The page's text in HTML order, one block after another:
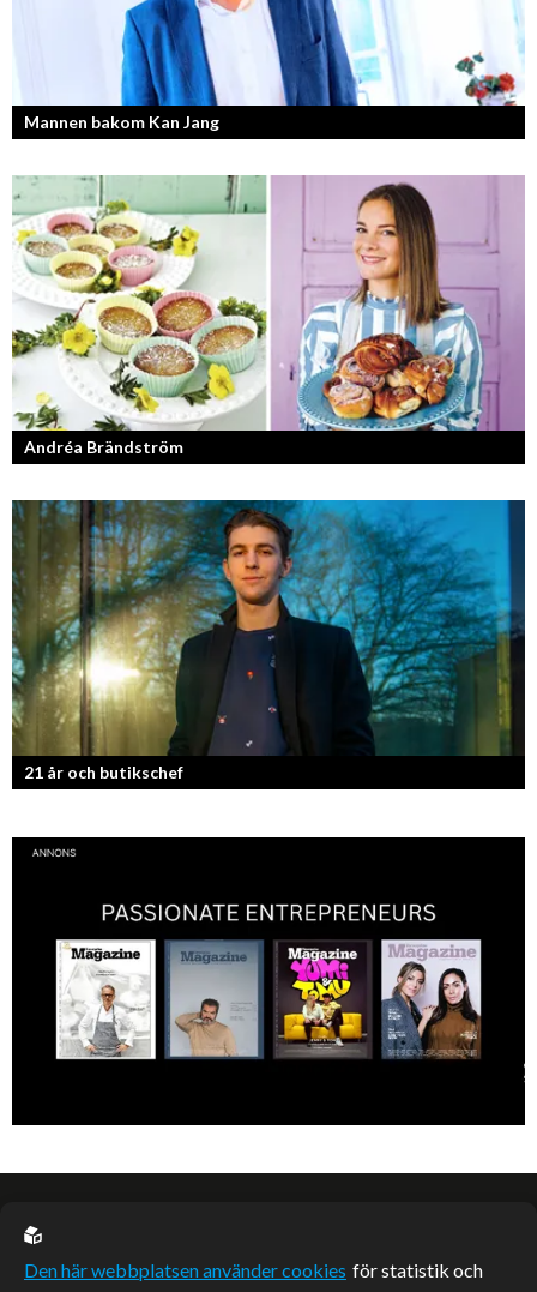
Mannen bakom Kan Jang
Georg Wikman är grundaren bakom hälsopreparaten Arctic Root, Kan
Jang, Chisan och nya Adapt-serien.
Andréa Brändström
Vinnare av Hela Sverige Bakar 2017.
21 år och butikschef
Denis Manasiev Vukotic driver Teknikmagasinet mot nya framgångar!
EU casino
Den här webbplatsen använder cookies för statistik och